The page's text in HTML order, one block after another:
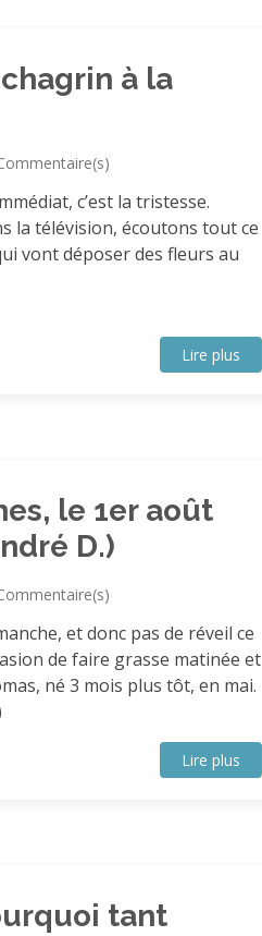
à la
c’est la tristesse.
la télévision, écoutons tout ce
vont déposer des fleurs au
Lire plus
le 1er août
D.)
et donc pas de réveil ce
de faire grasse matinée et
né 3 mois plus tôt, en mai.
Lire plus
tant